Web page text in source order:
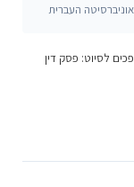
לסיוט: פסק דין